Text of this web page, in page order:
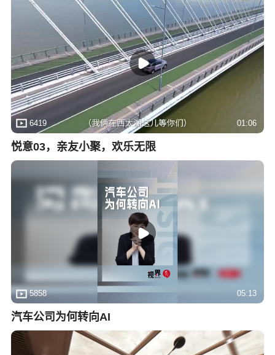
AI动画展现出超预期的成熟度，纪录片保持着高水
准的表达，而剧情短片则呈现出与年轻一代经历紧
密相连的丰富题材与真诚视角。短片的创作逻辑，
应是“螺蛳壳里做道场”——用最有限的资源，争取
最大的创作自由。真正的工业化，往往始于小处见
格局的智慧。#青幕计划
6419 01:06
悦意03，亲友小聚，欢乐无限
5858 05:13
汽车公司为何转向AI